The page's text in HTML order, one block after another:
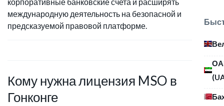
международную деятельность на безопасной и
предсказуемой правовой платформе.
Кому нужна лицензия MSO в
Гонконге